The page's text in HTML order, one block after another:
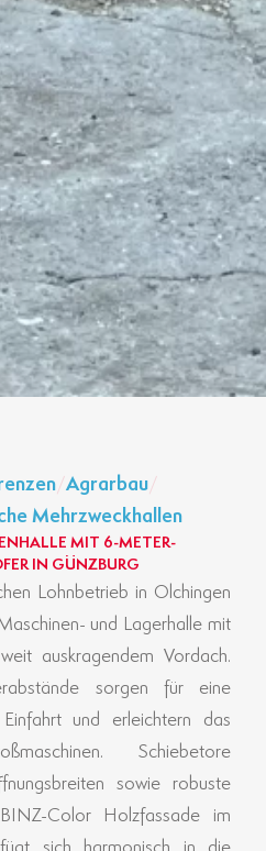
/Agrarbau/
Mehrzweckhallen
MIT 6-METER-V
IN GÜNZBURG
Lohnbetrieb in Olchingen
und Lagerhalle mit
auskragendem Vordach.
sorgen für eine
und erleichtern das
Schiebetore
sowie robuste
Color Holzfassade im
sich harmonisch in die